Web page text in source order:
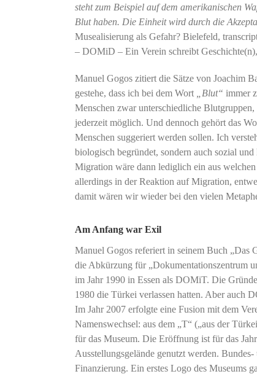
steht zum Beispiel auf dem amerikanischen
Blut haben. Die Einheit wird durch die
Musealisierung als Gefahr? Bielefeld,
– DOMiD – Ein Verein schreibt
Manuel Gogos zitiert die Sätze von Joachim
gestehe, dass ich bei dem Wort „Blut“ immer
Menschen zwar unterschiedliche
jederzeit möglich. Und dennoch gehört das
Menschen suggeriert werden sollen. Ich
biologisch begründet, sondern auch sozial
Migration wäre dann lediglich ein aus
allerdings in der Reaktion auf Migration,
damit wären wir wieder bei den vielen
Am Anfang war Exil
Manuel Gogos referiert in seinem Buch
die Abkürzung für „Dokumentationszentrum
im Jahr 1990 in Essen als DOMiT. Die
1980 die Türkei verlassen hatten. Aber auch
Im Jahr 2007 erfolgte eine Fusion mit dem
Namenswechsel: aus dem „T“ („aus der
für das Museum. Die Eröffnung ist für das
Ausstellungsgelände genutzt werden.
Finanzierung. Ein erstes Logo des Museums